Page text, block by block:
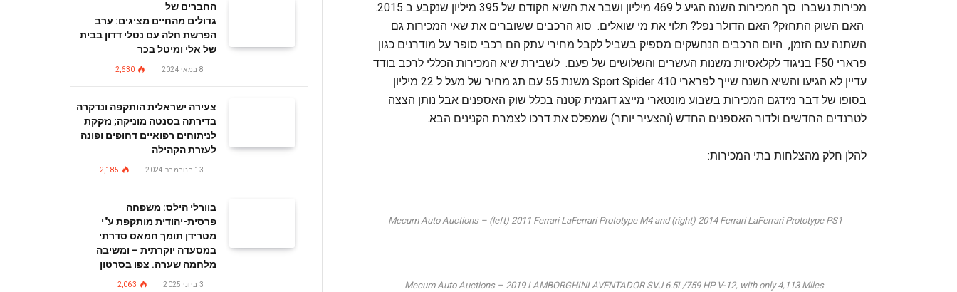
מכירות נשברו. סך המכירות השנה הגיע ל 469 מיליון ושבר את השיא הקודם של 395 מיליון שנקבע ב 2015.
האם השוק התחזק? האם הדולר נפל? תלוי את מי שואלים. סוג הרכבים ששוברים את שאי המכירות גם
השתנה עם הזמן, היום הרכבים הנחשקים מספיק בשביל לקבל מחירי עתק הם רכבי סופר על מודרנים כגון
פרארי F50 בניגוד לקלאסיות משנות העשרים והשלושים של פעם. לשבירת שיא המכירות הכללי לרכב בודד
עדיין לא הגיעו והשיא השנה שייך לפרארי 410 Sport Spider משנת 55 עם תג מחיר של מעל ל 22 מיליון.
בסופו של דבר מידגם המכירות בשבוע מונטארי מייצג דוגמית קטנה בכלל שוק האספנים אבל נותן הצצה
לטרנדים החדשים ולדור האספנים החדש (והצעיר יותר) שמפלס את דרכו לצמרת הקנינים הבא.
להלן חלק מהצלחות בתי המכירות:
Mecum Auto Auctions – (left) 2011 Ferrari LaFerrari Prototype M4 and (right) 2014 Ferrari LaFerrari Prototype PS1
Mecum Auto Auctions – 2019 LAMBORGHINI AVENTADOR SVJ 6.5L/759 HP V-12, with only 4,113 Miles
החברים של
גדולים מהחיים מציגים: ערב
הפרשת חלה עם נטלי דדון בבית
של אלי ומיטל בכר
8 במאי 2024 2,630
צעירה ישראלית הותקפה ונדקרה
בדירתה בסנטה מוניקה; נזקקת
לניתוחים רפואיים דחופים ופונה
לעזרת הקהילה
13 בנובמבר 2024 2,185
בוורלי הילס: משפחה
פרסית-יהודית מותקפת ע"י
מטרידן תומך חמאס סדרתי
במסעדה יוקרתית – ומשיבה
מלחמה שערה. צפו בסרטון
3 ביוני 2025 2,063